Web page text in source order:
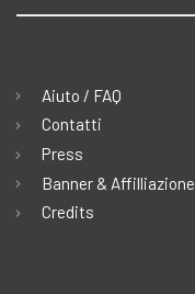
Aiuto / FAQ
Contatti
Press
Banner & Affilliazione
Credits